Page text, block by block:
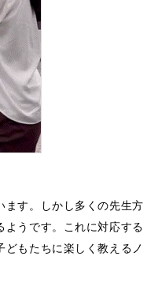
ます。しかし多くの先生方
ようです。これに対応する
もたちに楽しく教えるノ